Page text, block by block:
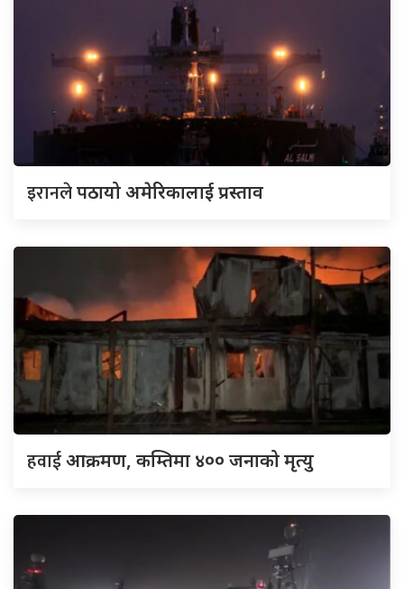
इरानलेपठायो अमेरिकालाई प्रस्ताव
हवाईआक्रमण, कम्तिमा ४०० जनाको मृत्यु